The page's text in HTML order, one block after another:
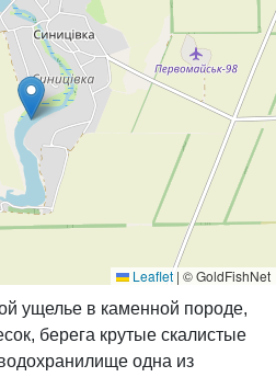
Leaflet | © GoldFishNet
ущелье в каменной породе,
берега крутые скалистые
одна из